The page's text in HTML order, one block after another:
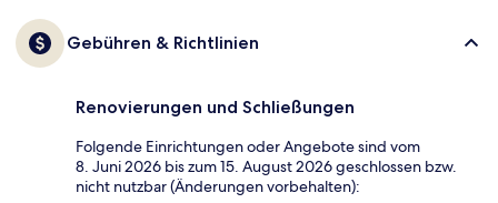
Gebühren & Richtlinien
Renovierungen und Schließungen
Folgende Einrichtungen oder Angebote sind vom
8. Juni 2026 bis zum 15. August 2026 geschlossen bzw.
nicht nutzbar (Änderungen vorbehalten):